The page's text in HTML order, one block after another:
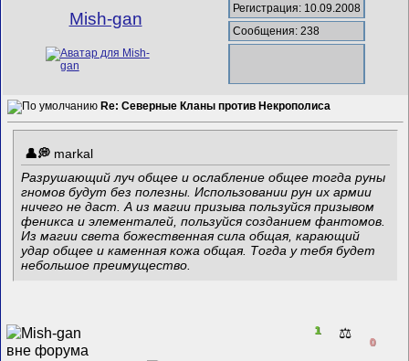
Mish-gan
Регистрация: 10.09.2008
Сообщения: 238
Re: Северные Кланы против Некрополиса
markal
Разрушающий луч общее и ослабление общее тогда руны
гномов будут без полезны. Использовании рун их армии
ничего не даст. А из магии призыва пользуйся призывом
феникса и элементалей, пользуйся созданием фантомов.
Из магии света божественная сила общая, карающий
удар общее и каменная кожа общая. Тогда у тебя будет
небольшое преимущество.
1 ⚖️
0